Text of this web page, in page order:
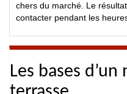
chers du marché. Le
contacter pendant les
Les bases